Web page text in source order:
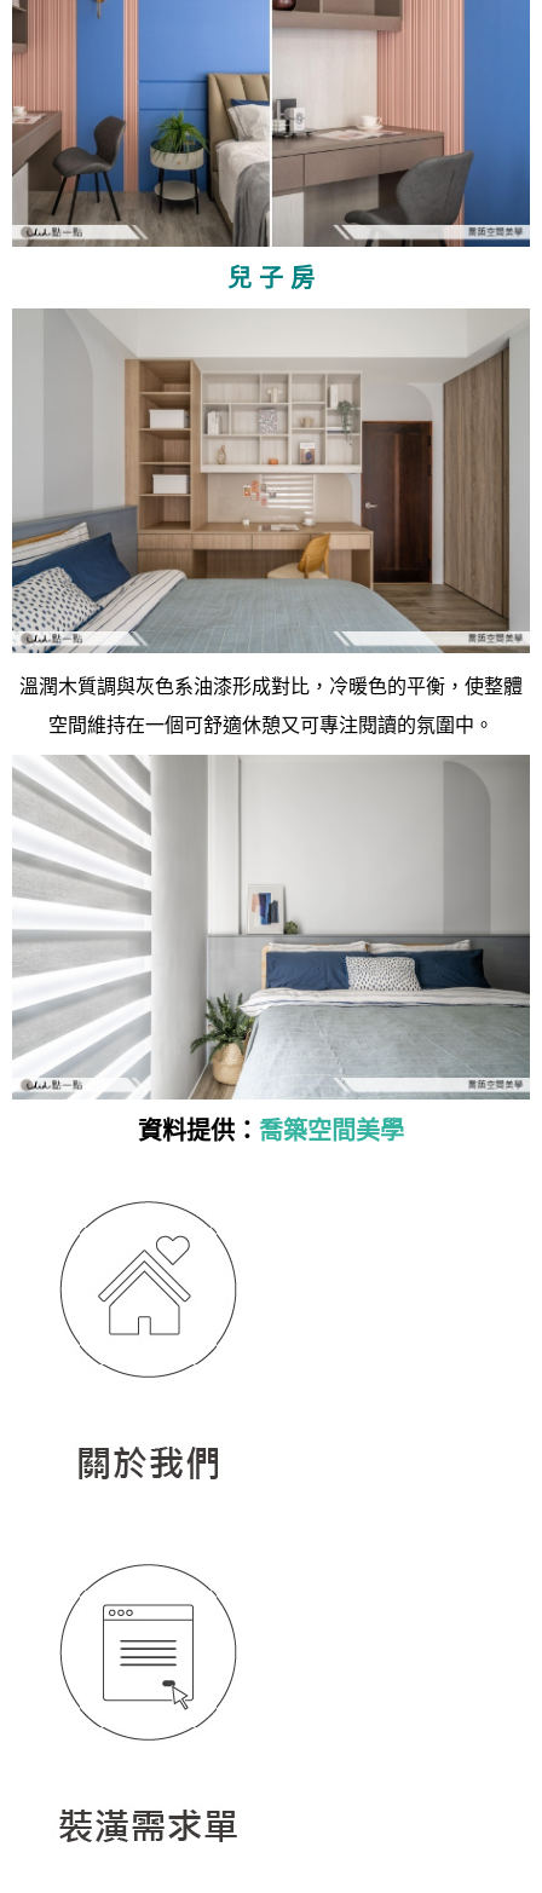
兒 子 房
溫潤木質調與灰色系油漆形成對比，冷暖色的平衡，使整體
空間維持在一個可舒適休憩又可專注閱讀的氛圍中。
資料提供： 喬築空間美學